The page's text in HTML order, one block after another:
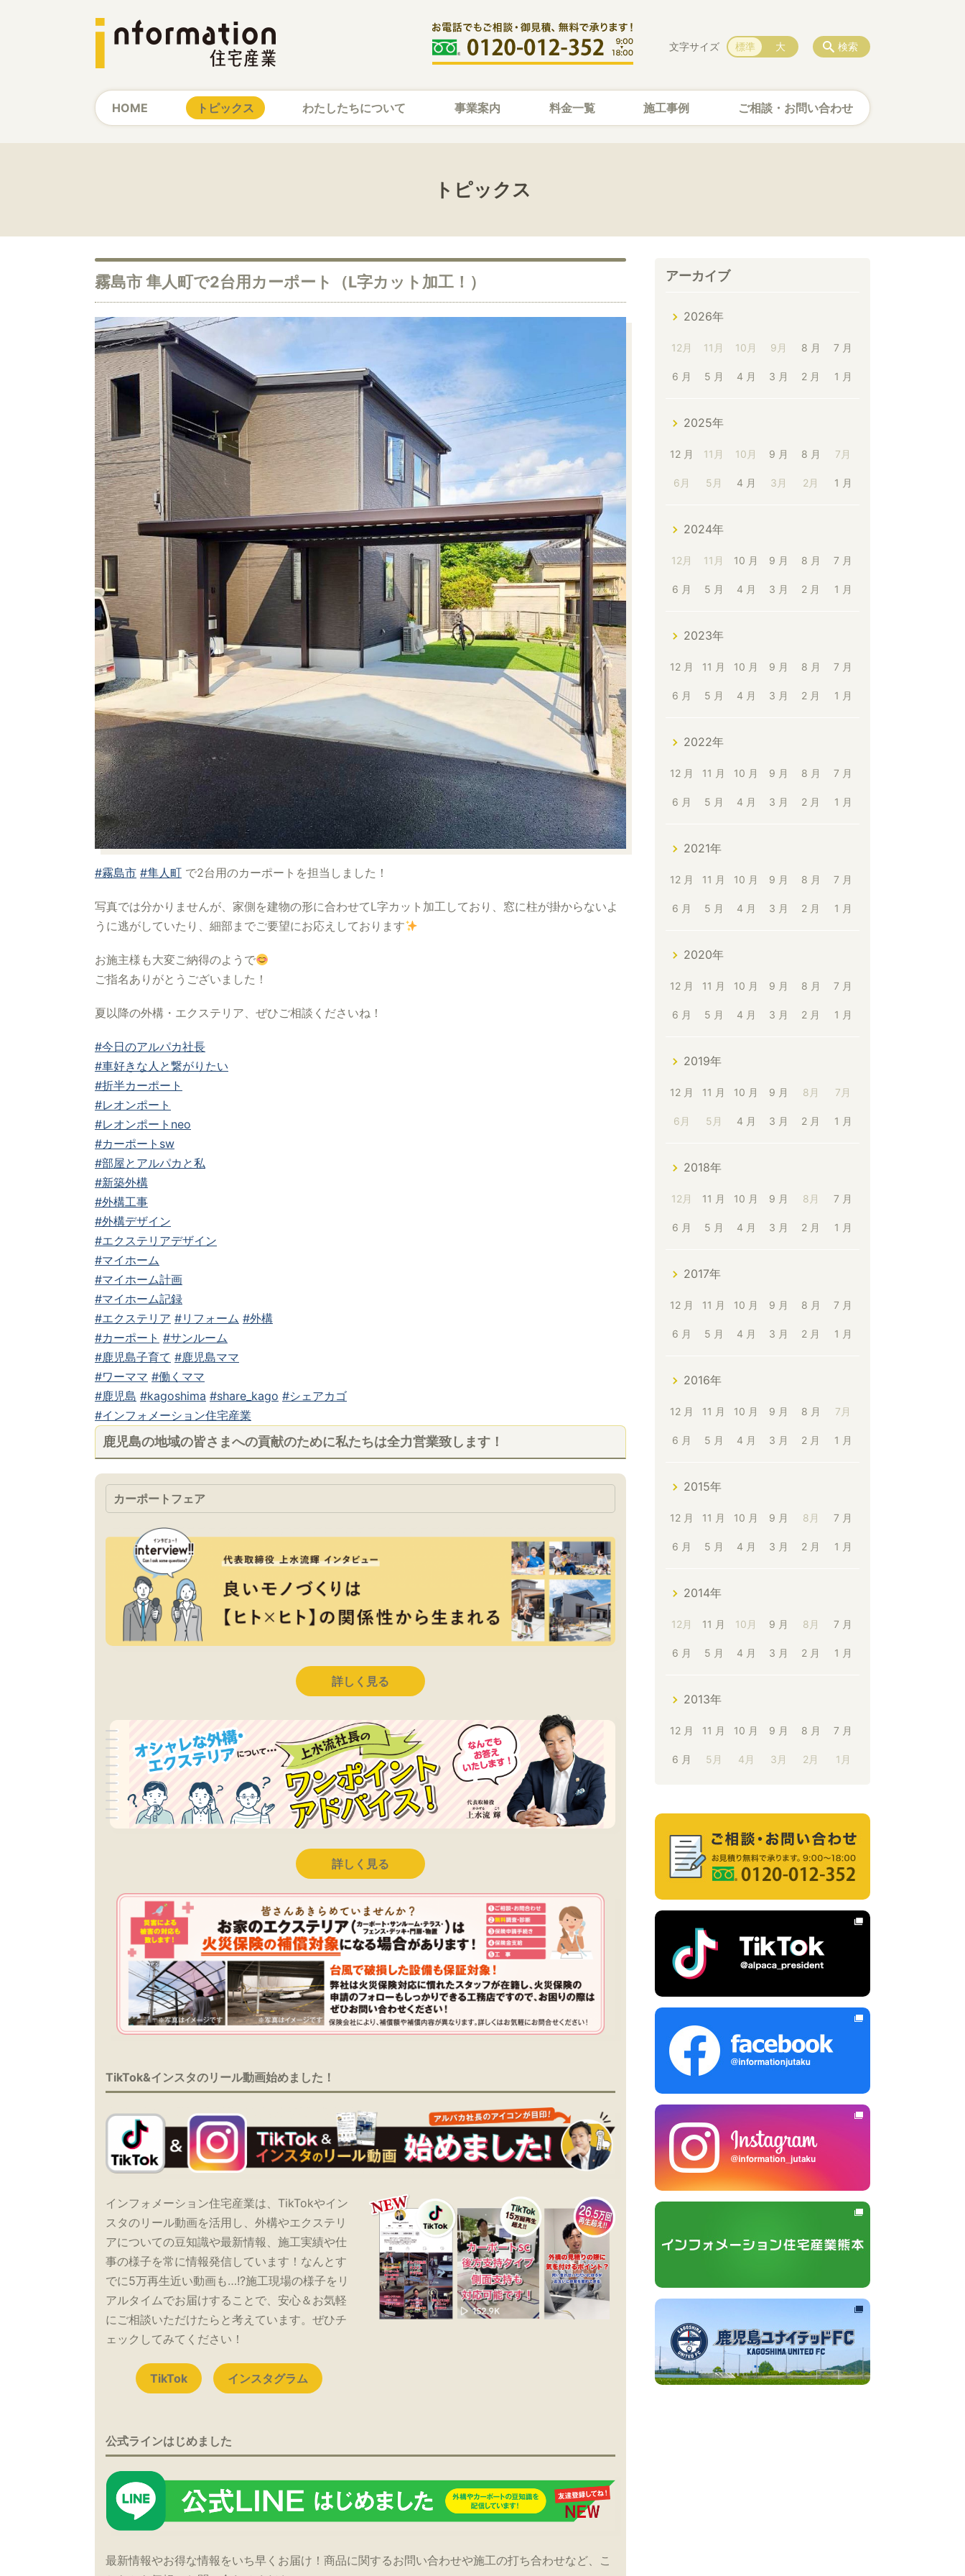
HOME トピックス わたしたちについて 事業案内 料金一覧 施工事例 ご相談・お問い合わせ
検索
文字サイズ 標準 大
トピックス
霧島市 隼人町で2台用カーポート（L字カット加工！）
#霧島市 #隼人町 で2台用のカーポートを担当しました！
写真では分かりませんが、家側を建物の形に合わせてL字カット加工しており、窓に柱が掛からないよ
うに逃がしていたり、細部までご要望にお応えしております
お施主様も大変ご納得のようで
ご指名ありがとうございました！
夏以降の外構・エクステリア、ぜひご相談くださいね！
#今日のアルパカ社長
#車好きな人と繋がりたい
#折半カーポート
#レオンポート
#レオンポートneo
#カーポートsw
#部屋とアルパカと私
#新築外構
#外構工事
#外構デザイン
#エクステリアデザイン
#マイホーム
#マイホーム計画
#マイホーム記録
#エクステリア #リフォーム #外構
#カーポート #サンルーム
#鹿児島子育て #鹿児島ママ
#ワーママ #働くママ
#鹿児島 #kagoshima #share_kago #シェアカゴ
#インフォメーション住宅産業
鹿児島の地域の皆さまへの貢献のために私たちは全力営業致します！
カーポートフェア
詳しく見る
詳しく見る
TikTok&インスタのリール動画始めました！
インフォメーション住宅産業は、TikTokやイン
スタのリール動画を活用し、外構やエクステリ
アについての豆知識や最新情報、施工実績や仕
事の様子を常に情報発信しています！なんとす
でに5万再生近い動画も…!?施工現場の様子をリ
アルタイムでお届けすることで、安心＆お気軽
にご相談いただけたらと考えています。ぜひチ
ェックしてみてください！
TikTok インスタグラム
公式ラインはじめました
最新情報やお得な情報をいち早くお届け！商品に関するお問い合わせや施工の打ち合わせなど、こ
アーカイブ
2026年
12月 11月 10月 9月 8 月 7 月
6 月 5 月 4 月 3 月 2 月 1 月
2025年
12 月 11月 10月 9 月 8 月 7月
6月 5月 4 月 3月 2月 1 月
2024年
12月 11月 10 月 9 月 8 月 7 月
6 月 5 月 4 月 3 月 2 月 1 月
2023年
12 月 11 月 10 月 9 月 8 月 7 月
6 月 5 月 4 月 3 月 2 月 1 月
2022年
12 月 11 月 10 月 9 月 8 月 7 月
6 月 5 月 4 月 3 月 2 月 1 月
2021年
12 月 11 月 10 月 9 月 8 月 7 月
6 月 5 月 4 月 3 月 2 月 1 月
2020年
12 月 11 月 10 月 9 月 8 月 7 月
6 月 5 月 4 月 3 月 2 月 1 月
2019年
12 月 11 月 10 月 9 月 8月 7月
6月 5月 4 月 3 月 2 月 1 月
2018年
12月 11 月 10 月 9 月 8月 7 月
6 月 5 月 4 月 3 月 2 月 1 月
2017年
12 月 11 月 10 月 9 月 8 月 7 月
6 月 5 月 4 月 3 月 2 月 1 月
2016年
12 月 11 月 10 月 9 月 8 月 7月
6 月 5 月 4 月 3 月 2 月 1 月
2015年
12 月 11 月 10 月 9 月 8月 7 月
6 月 5 月 4 月 3 月 2 月 1 月
2014年
12月 11 月 10月 9 月 8月 7 月
6 月 5 月 4 月 3 月 2 月 1 月
2013年
12 月 11 月 10 月 9 月 8 月 7 月
6 月 5月 4月 3月 2月 1月